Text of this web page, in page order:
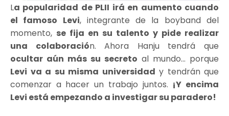
La popularidad de PLII irá en aumento cuando
el famoso Levi, integrante de la boyband del
momento, se fija en su talento y pide realizar
una colaboración. Ahora Hanju tendrá que
ocultar aún más su secreto al mundo... porque
Levi va a su misma universidad y tendrán que
comenzar a hacer un trabajo juntos. ¡Y encima
Levi está empezando a investigar su paradero!